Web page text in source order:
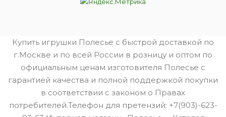
Купить игрушки Полесье с быстрой доставкой по
г.Москве и по всей России в розницу и оптом по
официальным ценам изготовителя Полесье с
гарантией качества и полной поддержкой покупки
в соответствии с законом о Правах
потребителей.Телефон для претензий: +7(903)-623-